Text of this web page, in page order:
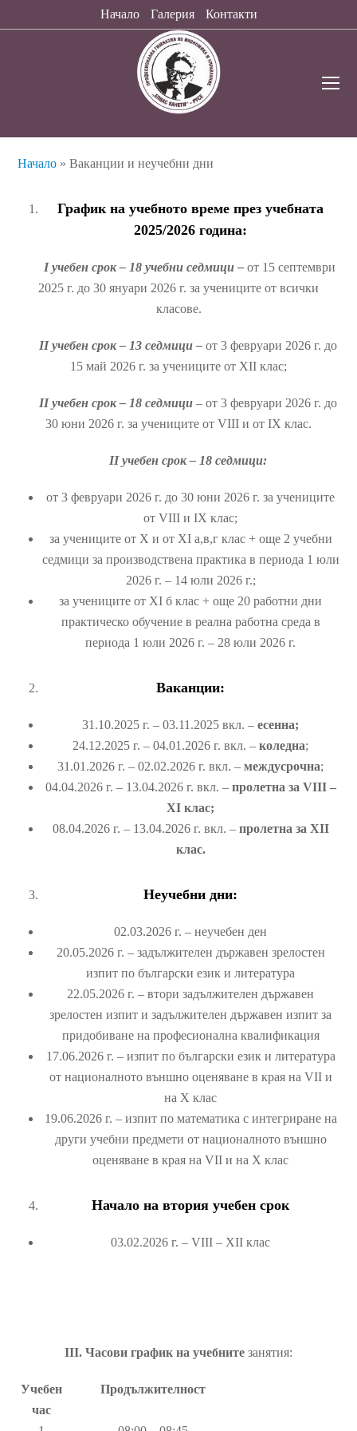
Начало Галерия Контакти
Начало »Ваканции и неучебни дни
График на учебното време през учебната
2025/2026 година:
І учебен срок – 18 учебни седмици – от 15 септември
2025 г. до 30 януари 2026 г. за учениците от всички
класове.
ІІ учебен срок – 13 седмици – от 3 февруари 2026 г. до
15 май 2026 г. за учениците от ХІІ клас;
ІІ учебен срок – 18 седмици – от 3 февруари 2026 г. до
30 юни 2026 г. за учениците от VІІІ и от ІХ клас.
ІІ учебен срок – 18 седмици:
от 3 февруари 2026 г. до 30 юни 2026 г. за учениците
от VIII и IX клас;
за учениците от Х и от XI а,в,г клас + още 2 учебни
седмици за производствена практика в периода 1 юли
2026 г. – 14 юли 2026 г.;
за учениците от XI б клас + още 20 работни дни
практическо обучение в реална работна среда в
периода 1 юли 2026 г. – 28 юли 2026 г.
Ваканции:
31.10.2025 г. – 03.11.2025 вкл. – есенна;
24.12.2025 г. – 04.01.2026 г. вкл. – коледна;
31.01.2026 г. – 02.02.2026 г. вкл. – междусрочна;
04.04.2026 г. – 13.04.2026 г. вкл. – пролетна за VІІІ –
ХІ клас;
08.04.2026 г. – 13.04.2026 г. вкл. –пролетна за ХІІ
клас.
Неучебни дни:
02.03.2026 г. – неучебен ден
20.05.2026 г. – задължителен държавен зрелостен
изпит по български език и литература
22.05.2026 г. – втори задължителен държавен
зрелостен изпит и задължителен държавен изпит за
придобиване на професионална квалификация
17.06.2026 г. – изпит по български език и литература
от националното външно оценяване в края на VII и
на X клас
19.06.2026 г. – изпит по математика с интегриране на
други учебни предмети от националното външно
оценяване в края на VII и на X клас
Начало на втория учебен срок
03.02.2026 г. – VІІІ – ХІІ клас
III. Часови график на учебните занятия:
Учебен
час
Продължителност